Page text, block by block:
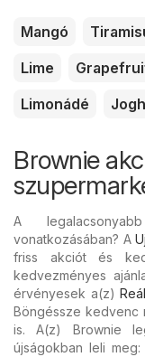
Mangó
Lime
Limonádé
Brownie
A
vonatkozásában? A
friss akciót és
kedvezményes
érvényesek a(z) Reál
Böngéssze kedvenc
is. A(z) Brownie
újságokban leli